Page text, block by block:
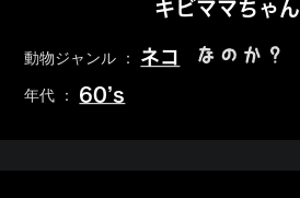
キビママちゃん
動物ジャンル ： ネコ なのか？
年代 ： 60’s